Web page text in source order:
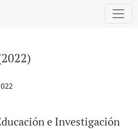
Educación e Investigación
e Investigación